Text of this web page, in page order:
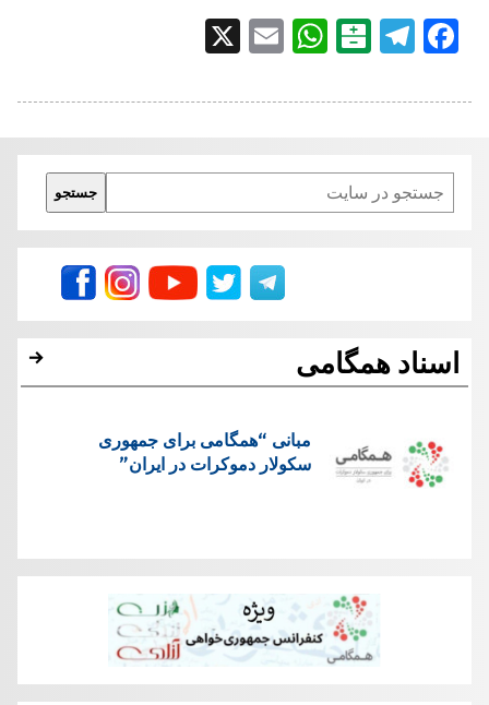
F
c
b
o
T
e
a
m
B
at
in
W
at
A
p
E
ai
Search
جستجو
اسناد همگامی
مبانی “همگامی برای جمهوری
سکولار دموکرات در ايران”